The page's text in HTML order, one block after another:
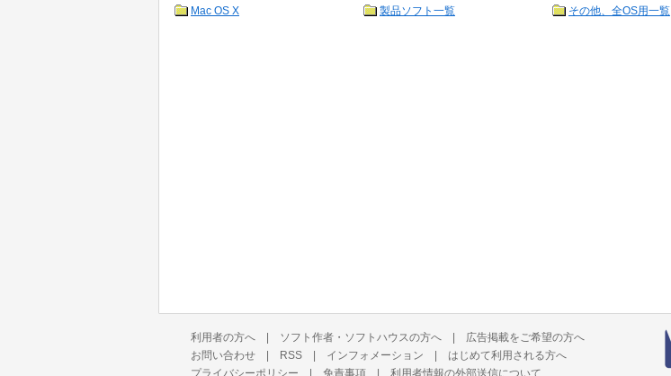
Mac OS X
製品ソフト一覧 その他、全OS用一覧
利用者の方へ | ソフト作者・ソフトハウスの方へ | 広告掲載をご希望の方へ
お問い合わせ | RSS | インフォメーション | はじめて利用される方へ
プライバシーポリシー | 免責事項 | 利用者情報の外部送信について